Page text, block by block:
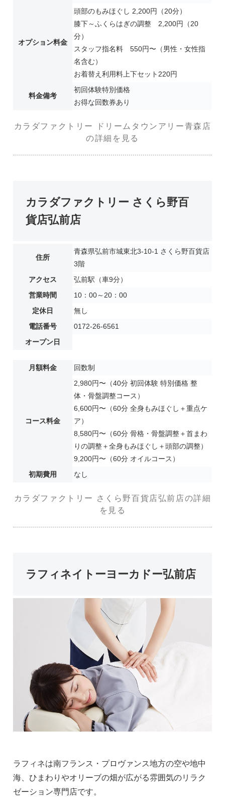
オプション料金
頭部のもみほぐし 2,200円（20分）
膝下～ふくらはぎの調整 2,200円（20
分）
スタッフ指名料 550円〜（男性・女性指
名含む）
お着替え利用料上下セット220円
料金備考
初回体験特別価格
お得な回数券あり
カラダファクトリー ドリームタウンアリー青森店
の詳細を見る
カラダファクトリー さくら野百
貨店弘前店
住所
青森県弘前市城東北3-10-1 さくら野百貨店
3階
アクセス
弘前駅（車9分）
営業時間
10：00～20：00
定休日
無し
電話番号
0172-26-6561
オープン日
月額料金 回数制
コース料金
2,980円〜（40分 初回体験 特別価格 整
体・骨盤調整コース）
6,600円〜（60分 全身もみほぐし＋重点ケ
ア）
8,580円〜（60分 骨格・骨盤調整＋首まわ
りの調整＋全身もみほぐし＋頭部の調整）
9,200円〜（60分 オイルコース）
初期費用
なし
カラダファクトリー さくら野百貨店弘前店の詳細
を見る
ラフィネイトーヨーカドー弘前店
ラフィネは南フランス・プロヴァンス地方の空や地中
海、ひまわりやオリーブの畑が広がる雰囲気のリラク
ゼーション専門店です。